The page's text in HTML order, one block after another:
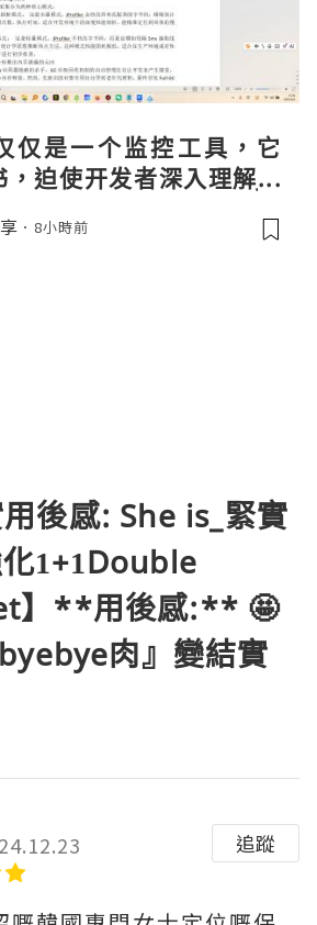
仅是一个监控工具，它
迫使开发者深入理解JV
垃圾回收机制和并发原
可视化数据，它将抽象
8小時前
用後感: She is_緊實
1+1Double
】**用後感:** 🤩
肉』變結實
追蹤